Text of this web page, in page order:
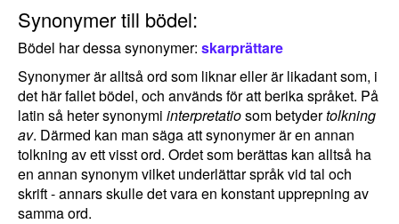
Synonymer till bödel:
Bödel har dessa synonymer: skarprättare
Synonymer är alltså ord som liknar eller är likadant som, i
det här fallet bödel, och används för att berika språket. På
latin så heter synonymi interpretatiosom betydertolkning
av. Därmed kan man säga att synonymer är en annan
tolkning av ett visst ord. Ordet som berättas kan alltså ha
en annan synonym vilket underlättar språk vid tal och
skrift - annars skulle det vara en konstant upprepning av
samma ord.